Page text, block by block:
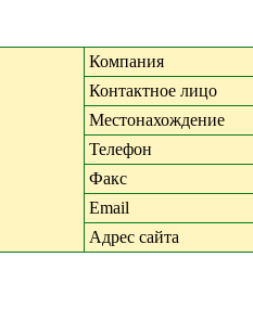
Компания
Контактное лицо
Местонахождение
Телефон
Факс
Email
Адрес сайта